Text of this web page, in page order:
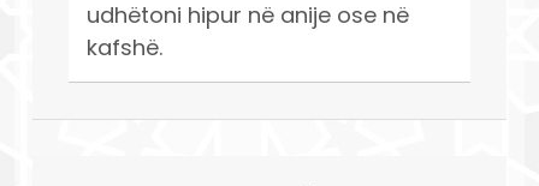
udhëtoni hipur në anije ose në
kafshë.